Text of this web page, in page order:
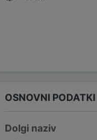
OSNOVNI PODATKI
Dolgi naziv